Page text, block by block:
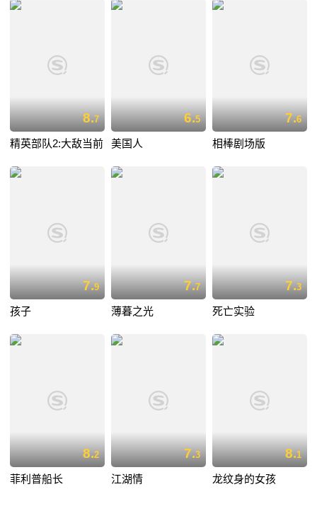
8.7
精英部队2:大敌当前
6.5
美国人
7.6
相棒剧场版
7.9
孩子
7.7
薄暮之光
7.3
死亡实验
8.2
菲利普船长
7.3
江湖情
8.1
龙纹身的女孩